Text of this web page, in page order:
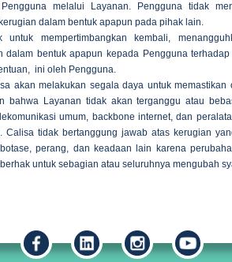
melalui Layanan. Pengguna tidak
dalam bentuk apapun pada pihak lain.
untuk mempertimbangkan kembali,
dalam bentuk apapun kepada Pengguna
ini oleh Pengguna.
akan melakukan segala daya untuk
bahwa Layanan tidak akan terganggu atau
umum, backbone internet, dan
Calisa tidak bertanggung jawab atas kerugian
perang, dan keadaan lain karena
untuk sebagian atau seluruhnya mengubah